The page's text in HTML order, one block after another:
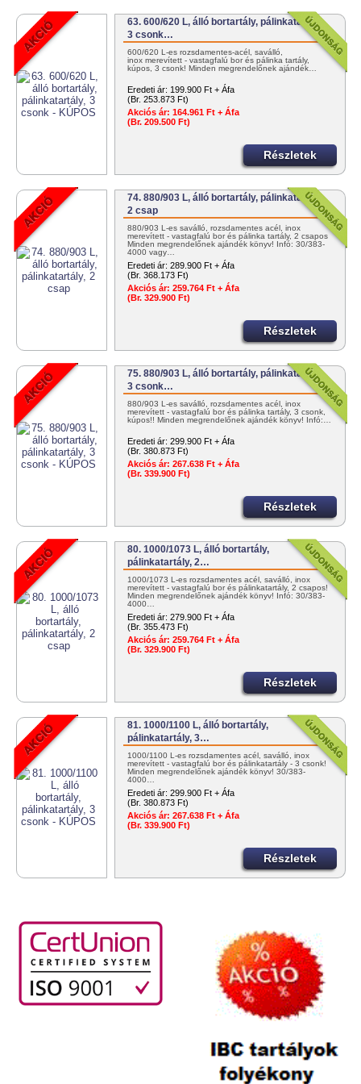
63. 600/620 L, álló bortartály, pálinkatartály,
3 csonk…
600/620 L-es rozsdamentes-acél, saválló,
inox merevített - vastagfalú bor és pálinka tartály,
kúpos, 3 csonk! Minden megrendelőnek ajándék…
Eredeti ár: 199.900 Ft + Áfa
(Br. 253.873 Ft)
Akciós ár: 164.961 Ft + Áfa
(Br. 209.500 Ft)
Részletek
74. 880/903 L, álló bortartály, pálinkatartály,
2 csap
880/903 L-es saválló, rozsdamentes acél, inox
merevített - vastagfalú bor és pálinka tartály, 2 csapos
Minden megrendelőnek ajándék könyv! Infó: 30/383-
4000 vagy…
Eredeti ár: 289.900 Ft + Áfa
(Br. 368.173 Ft)
Akciós ár: 259.764 Ft + Áfa
(Br. 329.900 Ft)
Részletek
75. 880/903 L, álló bortartály, pálinkatartály,
3 csonk…
880/903 L-es saválló, rozsdamentes acél, inox
merevített - vastagfalú bor és pálinka tartály, 3 csonk,
kúpos!! Minden megrendelőnek ajándék könyv! Infó:…
Eredeti ár: 299.900 Ft + Áfa
(Br. 380.873 Ft)
Akciós ár: 267.638 Ft + Áfa
(Br. 339.900 Ft)
Részletek
80. 1000/1073 L, álló bortartály,
pálinkatartály, 2…
1000/1073 L-es rozsdamentes acél, saválló, inox
merevített - vastagfalú bor és pálinkatartály, 2 csapos!
Minden megrendelőnek ajándék könyv! Infó: 30/383-
4000…
Eredeti ár: 279.900 Ft + Áfa
(Br. 355.473 Ft)
Akciós ár: 259.764 Ft + Áfa
(Br. 329.900 Ft)
Részletek
81. 1000/1100 L, álló bortartály,
pálinkatartály, 3…
1000/1100 L-es rozsdamentes acél, saválló, inox
merevített - vastagfalú bor és pálinkatartály - 3 csonk!
Minden megrendelőnek ajándék könyv! 30/383-
4000…
Eredeti ár: 299.900 Ft + Áfa
(Br. 380.873 Ft)
Akciós ár: 267.638 Ft + Áfa
(Br. 339.900 Ft)
Részletek